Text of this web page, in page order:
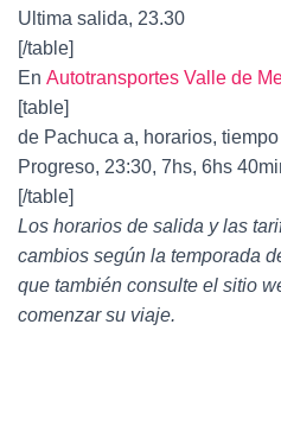
Ultima salida, 23.30
[/table]
En Autotransportes Valle de
[table]
de Pachuca a, horarios,
Progreso, 23:30, 7hs, 6hs
[/table]
Los horarios de salida y las
cambios según la temporada
que también consulte el sitio
comenzar su viaje.